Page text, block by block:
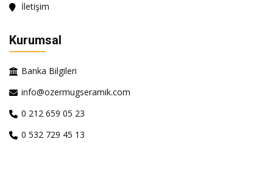
İletişim
Kurumsal
Banka Bilgileri
info@ozermugseramik.com
0 212 659 05 23
0 532 729 45 13